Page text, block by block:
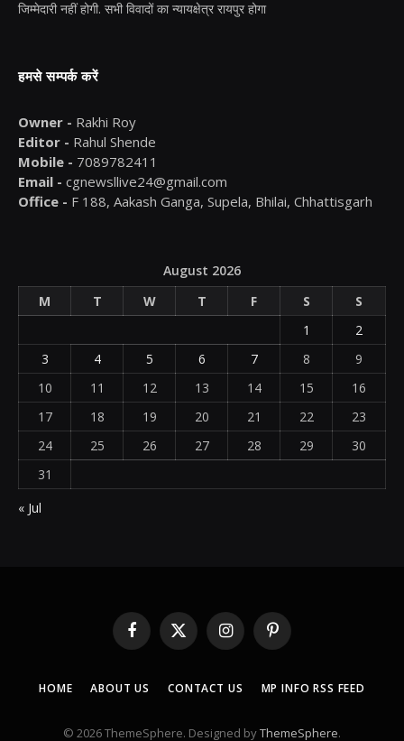
जिम्मेदारी नहीं होगी. सभी विवादों का न्यायक्षेत्र रायपुर होगा
हमसे सम्पर्क करें
Owner - Rakhi Roy
Editor - Rahul Shende
Mobile - 7089782411
Email - cgnewsllive24@gmail.com
Office - F 188, Aakash Ganga, Supela, Bhilai, Chhattisgarh
August 2026
M
T W T F S
S
1
2
3
4 5 6 7 8
9
10
11 12 13 14 15
16
17
18 19 20 21 22
23
24
25 26 27 28 29
30
31
« Jul
Facebook
X
(Twitter)
InstagramPinterest
HOME ABOUT US CONTACT US MP INFO RSS FEED
© 2026 ThemeSphere. Designed byThemeSphere.